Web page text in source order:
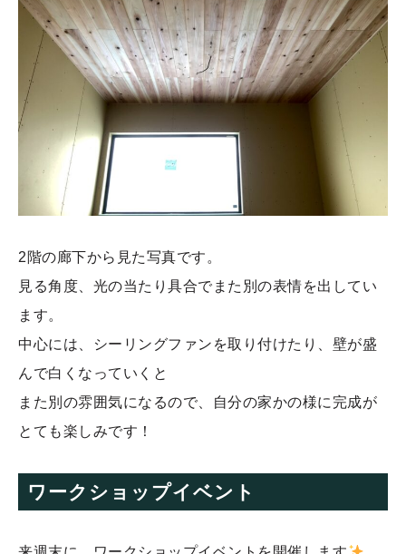
2階の廊下から見た写真です。
見る角度、光の当たり具合でまた別の表情を出してい
ます。
中心には、シーリングファンを取り付けたり、壁が盛
んで白くなっていくと
また別の雰囲気になるので、自分の家かの様に完成が
とても楽しみです！
ワークショップイベント